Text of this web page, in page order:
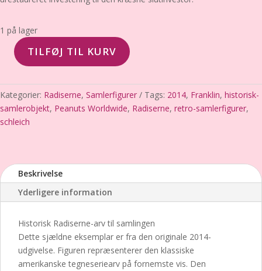
1 på lager
Franklin
–
Schleich
/
Peanuts
Ypperste
brugt
stand
TILFØJ TIL KURV
Kategorier: Radiserne, Samlerfigurer Tags: 2014, Franklin, historisk-
samlerobjekt, Peanuts Worldwide, Radiserne, retro-samlerfigurer,
schleich
Beskrivelse
Yderligere information
Historisk Radiserne-arv til samlingen
Dette sjældne eksemplar er fra den originale 2014-
udgivelse. Figuren repræsenterer den klassiske
amerikanske tegneseriearv på fornemste vis. Den